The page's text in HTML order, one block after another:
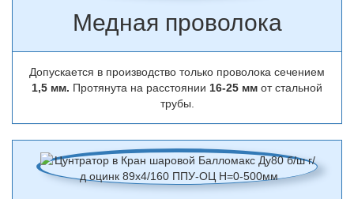
Медная проволока
Допускается в производство только проволока сечением
1,5 мм. Протянута на расстоянии 16-25 мм от стальной
трубы.